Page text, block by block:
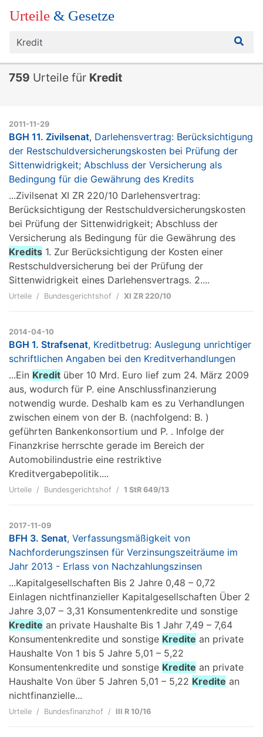
Urteile & Gesetze
759 Urteile für Kredit
2011-11-29
BGH 11. Zivilsenat, Darlehensvertrag: Berücksichtigung
der Restschuldversicherungskosten bei Prüfung der
Sittenwidrigkeit; Abschluss der Versicherung als
Bedingung für die Gewährung des Kredits
...Zivilsenat XI ZR 220/10 Darlehensvertrag:
Berücksichtigung der Restschuldversicherungskosten
bei Prüfung der Sittenwidrigkeit; Abschluss der
Versicherung als Bedingung für die Gewährung des
Kredits 1. Zur Berücksichtigung der Kosten einer
Restschuldversicherung bei der Prüfung der
Sittenwidrigkeit eines Darlehensvertrags. 2....
Urteile Bundesgerichtshof XI ZR 220/10
2014-04-10
BGH 1. Strafsenat, Kreditbetrug: Auslegung unrichtiger
schriftlichen Angaben bei den Kreditverhandlungen
...Ein Kredit über 10 Mrd. Euro lief zum 24. März 2009
aus, wodurch für P. eine Anschlussfinanzierung
notwendig wurde. Deshalb kam es zu Verhandlungen
zwischen einem von der B. (nachfolgend: B. )
geführten Bankenkonsortium und P. . Infolge der
Finanzkrise herrschte gerade im Bereich der
Automobilindustrie eine restriktive
Kreditvergabepolitik....
Urteile Bundesgerichtshof 1 StR 649/13
2017-11-09
BFH 3. Senat, Verfassungsmäßigkeit von
Nachforderungszinsen für Verzinsungszeiträume im
Jahr 2013 - Erlass von Nachzahlungszinsen
...Kapitalgesellschaften Bis 2 Jahre 0,48 – 0,72
Einlagen nichtfinanzieller Kapitalgesellschaften Über 2
Jahre 3,07 – 3,31 Konsumentenkredite und sonstige
Kredite an private Haushalte Bis 1 Jahr 7,49 – 7,64
Konsumentenkredite und sonstige Kredite an private
Haushalte Von 1 bis 5 Jahre 5,01 – 5,22
Konsumentenkredite und sonstige Kredite an private
Haushalte Von über 5 Jahren 5,01 – 5,22 Kredite an
nichtfinanzielle...
Urteile Bundesfinanzhof III R 10/16